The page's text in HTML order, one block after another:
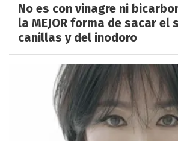
No es con vinagre ni
la MEJOR forma de sacar el
canillas y del inodoro